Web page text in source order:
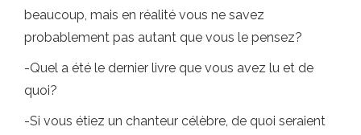
beaucoup, mais en réalité vous ne savez
probablement pas autant que vous le pensez?
-Quel a été le dernier livre que vous avez lu et de
quoi?
-Si vous étiez un chanteur célèbre, de quoi seraient